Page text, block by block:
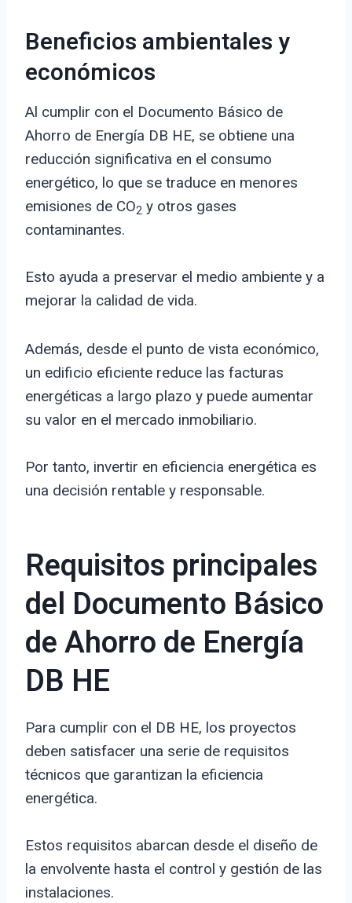
Beneficios ambientales y
económicos
Al cumplir con el Documento Básico de
Ahorro de Energía DB HE, se obtiene una
reducción significativa en el consumo
energético, lo que se traduce en menores
emisiones de CO2 y otros gases
contaminantes.
Esto ayuda a preservar el medio ambiente y a
mejorar la calidad de vida.
Además, desde el punto de vista económico,
un edificio eficiente reduce las facturas
energéticas a largo plazo y puede aumentar
su valor en el mercado inmobiliario.
Por tanto, invertir en eficiencia energética es
una decisión rentable y responsable.
Requisitos principales
del Documento Básico
de Ahorro de Energía
DB HE
Para cumplir con el DB HE, los proyectos
deben satisfacer una serie de requisitos
técnicos que garantizan la eficiencia
energética.
Estos requisitos abarcan desde el diseño de
la envolvente hasta el control y gestión de las
instalaciones.